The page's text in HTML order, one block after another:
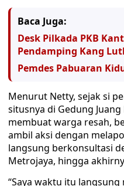
Baca Juga:
Desk Pilkada PKB
Pendamping Kang
Pemdes Pabuaran
Menurut Netty, sejak si
situsnya di Gedung
membuat warga resah,
ambil aksi dengan
langsung berkonsultasi
Metrojaya, hingga
“Saya waktu itu